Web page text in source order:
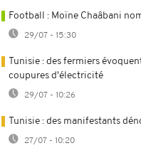
Football : Moïne Chaâbani
29/07 - 15:30
Tunisie : des fermiers
coupures d'électricité
29/07 - 10:26
Tunisie : des manifestants
27/07 - 10:20